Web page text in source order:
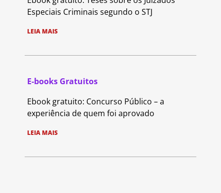
Especiais Criminais segundo o STJ
LEIA MAIS
E-books Gratuitos
Ebook gratuito: Concurso Público – a
experiência de quem foi aprovado
LEIA MAIS